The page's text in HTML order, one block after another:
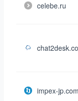
celebe.ru
impex-jp.com